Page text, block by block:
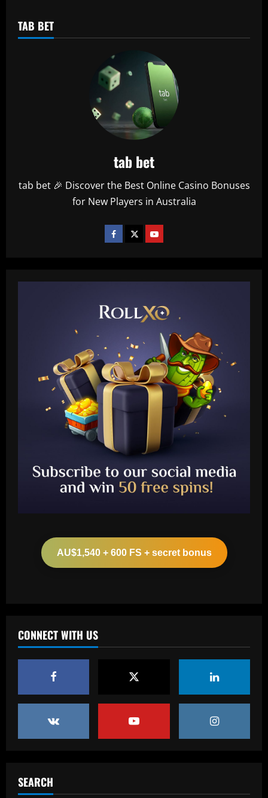
TAB BET
tab bet
tab bet 🎉 Discover the Best Online Casino Bonuses
for New Players in Australia
AU$1,540 + 600 FS + secret bonus
CONNECT WITH US
SEARCH
2
Kompany target as board aim to act fast
3
aftermath of Man Utd's humiliating loss
to ASEAN All-Stars
who was at Old Trafford on Sunday
12/09/2025
12/09/2025